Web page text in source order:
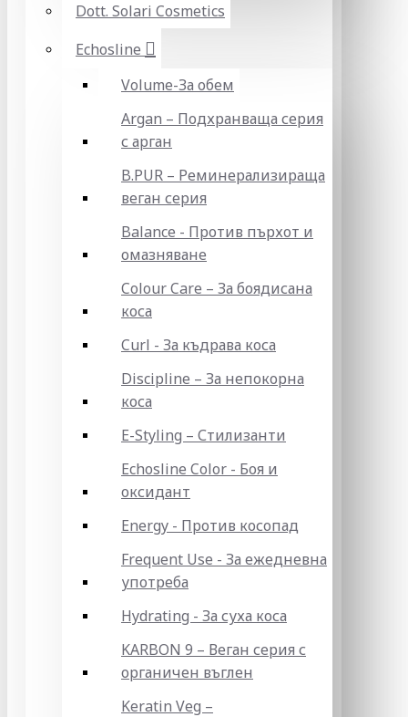
Dott. Solari Cosmetics
Echosline
Volume-За обем
Argan – Подхранваща серия
с арган
B.PUR – Реминерализираща
веган серия
Balance - Против пърхот и
омазняване
Colour Care – За боядисана
коса
Curl - За къдрава коса
Discipline – За непокорна
коса
E-Styling – Стилизанти
Echosline Color - Боя и
оксидант
Energy - Против косопад
Frequent Use - За ежедневна
употреба
Hydrating - За суха коса
KARBON 9 – Веган серия с
органичен въглен
Keratin Veg –